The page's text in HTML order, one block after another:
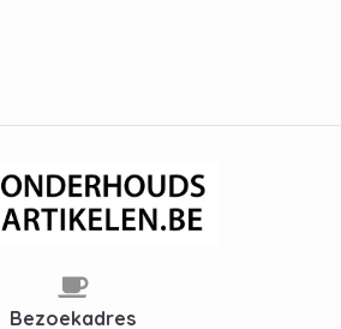
Bezoekadres